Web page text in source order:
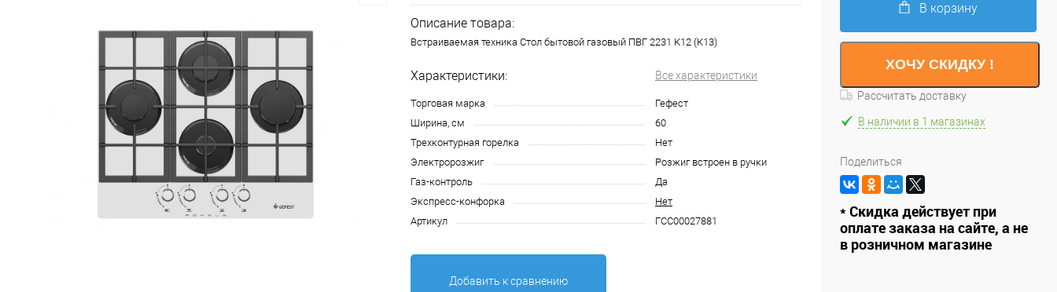
Описание товара:
Встраиваемая техника Стол бытовой газовый ПВГ 2231 К12 (К13)
Характеристики: Все характеристики
Торговая марка
Гефест
Ширина, см
60
Трехконтурная горелка
Нет
Электророзжиг
Розжиг встроен в ручки
Газ-контроль
Да
Экспресс-конфорка
Нет
Артикул
ГСС00027881
Добавить к сравнению
В корзину
ХОЧУ СКИДКУ !
Рассчитать доставку
В наличии в 1 магазинах
Поделиться
* Скидка действует при
оплате заказа на сайте, а не
в розничном магазине